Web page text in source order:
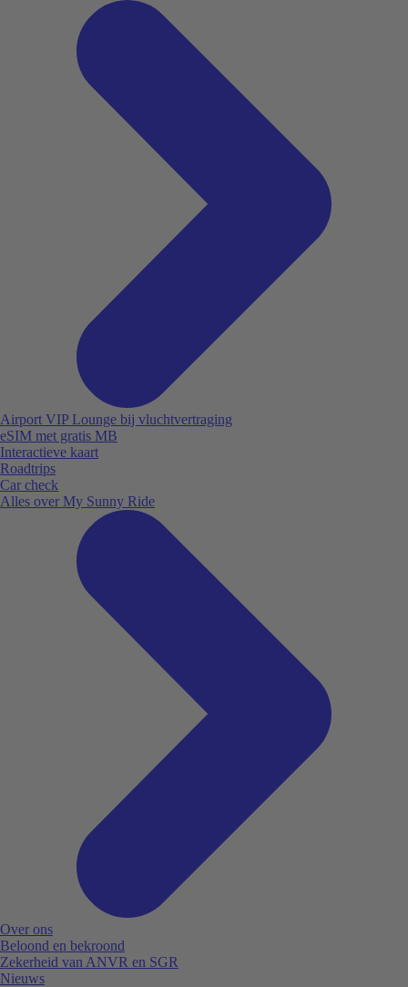
Airport VIP Lounge bij vluchtvertraging
eSIM met gratis MB
Interactieve kaart
Roadtrips
Car check
Alles over My Sunny Ride
Over ons
Beloond en bekroond
Zekerheid van ANVR en SGR
Nieuws